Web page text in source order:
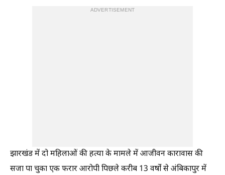
ADVERTISEMENT
झारखंड में दो महिलाओं की हत्या के मामले में आजीवन कारावास की
सजा पा चुका एक फरार आरोपी पिछले करीब 13 वर्षों से अंबिकापुर में